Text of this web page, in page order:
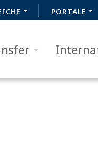
PORTALE